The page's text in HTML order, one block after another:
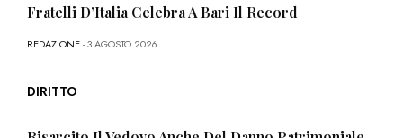
Fratelli D’Italia Celebra A Bari Il Record
REDAZIONE- 3 AGOSTO 2026
DIRITTO